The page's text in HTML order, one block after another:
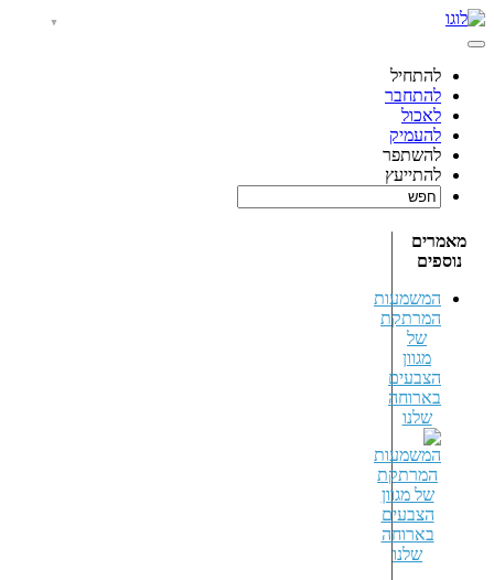
להתחיל
להתחבר
לאכול
להעמיק
להשתפר
להתייעץ
מאמרים
נוספים
המשמעות
המרתקת
של
מגוון
הצבעים
בארוחה
שלנו